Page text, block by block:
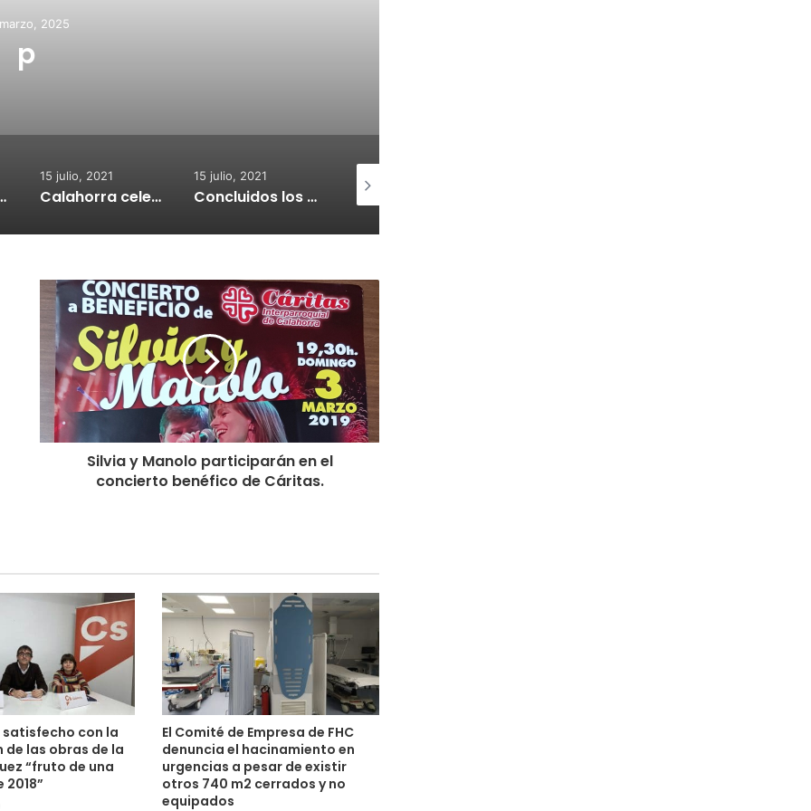
2025
p
la adquisión de medidores de CO2
15 julio, 2021
Calahorra celebrará el Croquetur II
15 julio, 2021
Concluidos los trabajos de reposición del asfaltado de Calahorra
Silvia y Manolo participarán en el
concierto benéfico de Cáritas.
con la
de las obras de la
“fruto de una
El Comité de Empresa de FHC
denuncia el hacinamiento en
urgencias a pesar de existir
otros 740 m2 cerrados y no
equipados